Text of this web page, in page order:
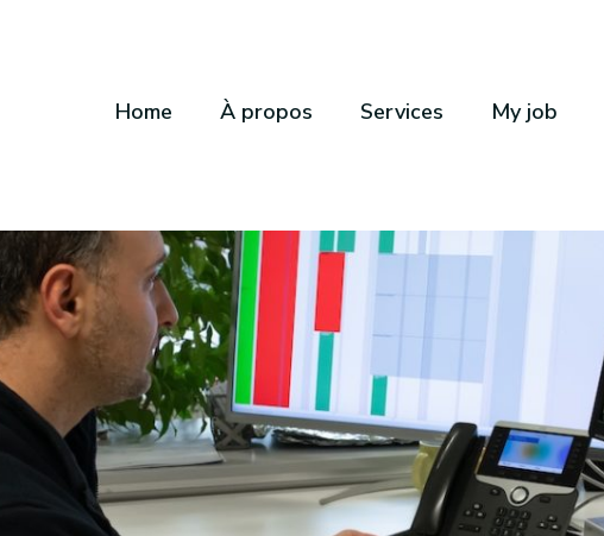
Home À propos Services My job